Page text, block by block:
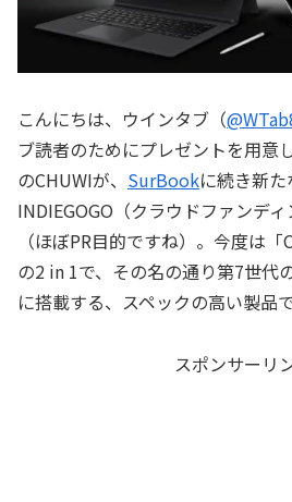
こんにちは、ウインタブ（
ブ読者のためにプレゼントを用意
のCHUWIが、 SurBookに続き新
INDIEGOGO（クラウドファンデ
（ほぼPR目的ですね）。今度は
の2 in 1で、その名の通り第7世代
に搭載する、スペックの高い製品で
スポンサーリ